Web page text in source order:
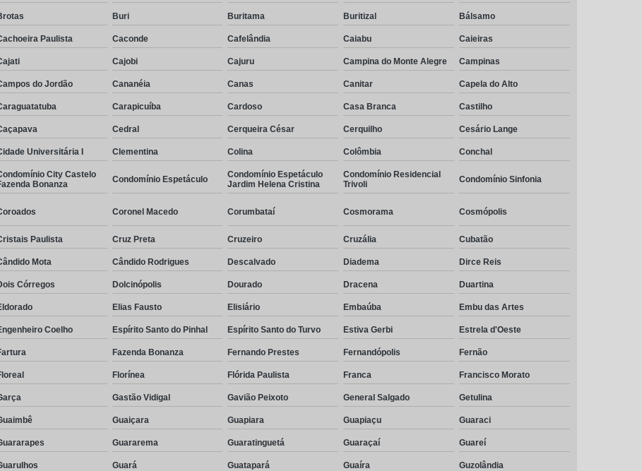
Buri Buritama Buritizal Bálsamo
Paulista Caconde Cafelândia Caiabu Caieiras
Cajobi Cajuru Campina do Monte Alegre Campinas
do Jordão Cananéia Canas Canitar Capela do Alto
Carapicuíba Cardoso Casa Branca Castilho
Cedral Cerqueira César Cerquilho Cesário Lange
Universitária I Clementina Colina Colômbia Conchal
City Castelo
Bonanza
Condomínio Espetáculo
Condomínio Espetáculo
Jardim Helena Cristina
Condomínio Residencial
Trivoli
Condomínio Sinfonia
Coronel Macedo Corumbataí Cosmorama Cosmópolis
Paulista Cruz Preta Cruzeiro Cruzália Cubatão
Mota Cândido Rodrigues Descalvado Diadema Dirce Reis
Córregos Dolcinópolis Dourado Dracena Duartina
Elias Fausto Elisiário Embaúba Embu das Artes
Coelho Espírito Santo do Pinhal Espírito Santo do Turvo Estiva Gerbi Estrela d'Oeste
Fazenda Bonanza Fernando Prestes Fernandópolis Fernão
Florínea Flórida Paulista Franca Francisco Morato
Gastão Vidigal Gavião Peixoto General Salgado Getulina
Guaiçara Guapiara Guapiaçu Guaraci
Guararema Guaratinguetá Guaraçaí Guareí
Guará Guatapará Guaíra Guzolândia